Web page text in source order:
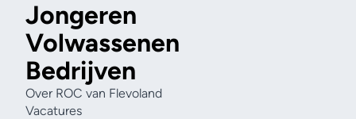
Jongeren
Volwassenen
Bedrijven
Over ROC van Flevoland
Vacatures